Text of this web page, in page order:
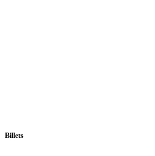
Billets